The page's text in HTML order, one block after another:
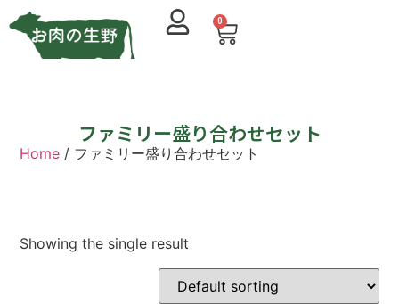
0
ファミリー盛り合わせセット
Home / ファミリー盛り合わせセット
Showing the single result